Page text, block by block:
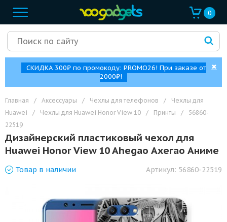
0
СКИДКА 300₽ по промокоду: PROMO26! При заказе от
2000₽!
✖
Главная / Аксессуары / Чехлы для телефонов /
Чехлы для
Huawei
/ Чехлы для Huawei Honor View 10 / Принты /
56860-
22519
Дизайнерский пластиковый чехол для
Huawei Honor View 10 Ahegao Ахегао Аниме
Товар в наличии Артикул: 56860-22519